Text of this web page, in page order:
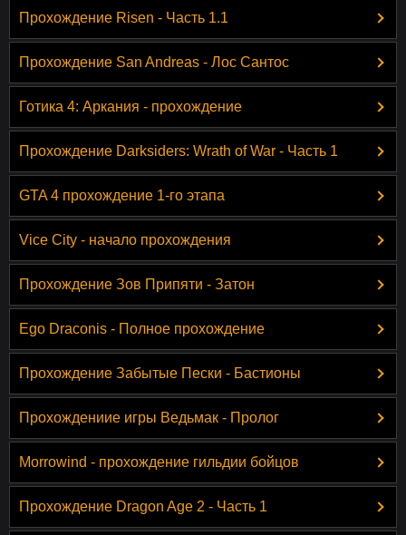
Прохождение Risen - Часть 1.1
Прохождение San Andreas - Лос Сантос
Готика 4: Аркания - прохождение
Прохождение Darksiders: Wrath of War - Часть 1
GTA 4 прохождение 1-го этапа
Vice City - начало прохождения
Прохождение Зов Припяти - Затон
Ego Draconis - Полное прохождение
Прохождение Забытые Пески - Бастионы
Прохождениие игры Ведьмак - Пролог
Morrowind - прохождение гильдии бойцов
Прохождение Dragon Age 2 - Часть 1